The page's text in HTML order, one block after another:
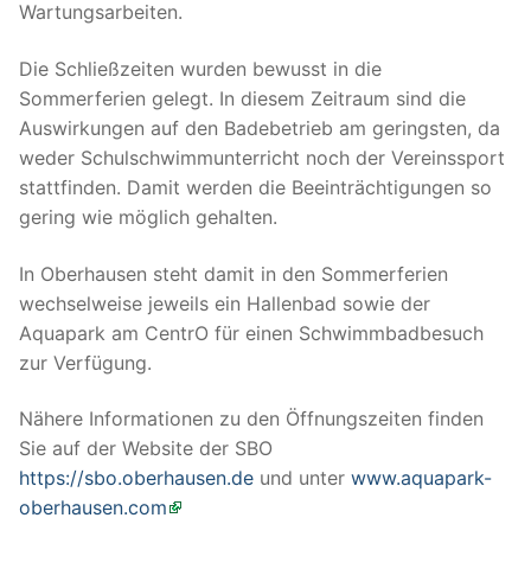
Wartungsarbeiten.
Die Schließzeiten wurden bewusst in die
Sommerferien gelegt. In diesem Zeitraum sind die
Auswirkungen auf den Badebetrieb am geringsten, da
weder Schulschwimmunterricht noch der Vereinssport
stattfinden. Damit werden die Beeinträchtigungen so
gering wie möglich gehalten.
In Oberhausen steht damit in den Sommerferien
wechselweise jeweils ein Hallenbad sowie der
Aquapark am CentrO für einen Schwimmbadbesuch
zur Verfügung.
Nähere Informationen zu den Öffnungszeiten finden
Sie auf der Website der SBO
https://sbo.oberhausen.de und unter www.aquapark-
oberhausen.com